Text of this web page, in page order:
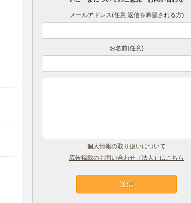
メールアドレス(任意 返信を希望される方)
お名前(任意)
個人情報の取り扱いについて
広告掲載のお問い合わせ（法人）はこちら